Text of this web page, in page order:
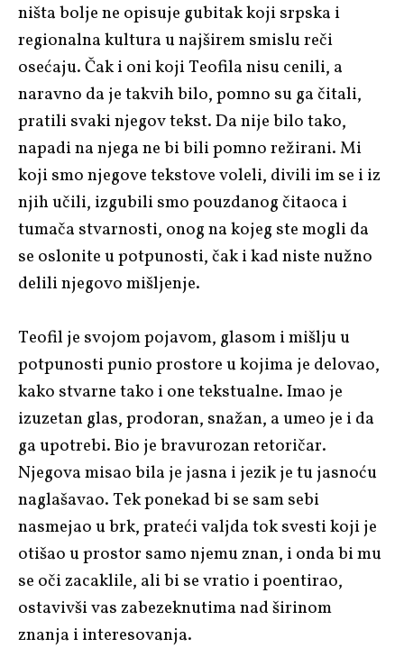
ništa bolje ne opisuje gubitak koji srpska i
regionalna kultura u najširem smislu reči
osećaju. Čak i oni koji Teofila nisu cenili, a
naravno da je takvih bilo, pomno su ga čitali,
pratili svaki njegov tekst. Da nije bilo tako,
napadi na njega ne bi bili pomno režirani. Mi
koji smo njegove tekstove voleli, divili im se i iz
njih učili, izgubili smo pouzdanog čitaoca i
tumača stvarnosti, onog na kojeg ste mogli da
se oslonite u potpunosti, čak i kad niste nužno
delili njegovo mišljenje.
Teofil je svojom pojavom, glasom i mišlju u
potpunosti punio prostore u kojima je delovao,
kako stvarne tako i one tekstualne. Imao je
izuzetan glas, prodoran, snažan, a umeo je i da
ga upotrebi. Bio je bravurozan retoričar.
Njegova misao bila je jasna i jezik je tu jasnoću
naglašavao. Tek ponekad bi se sam sebi
nasmejao u brk, prateći valjda tok svesti koji je
otišao u prostor samo njemu znan, i onda bi mu
se oči zacaklile, ali bi se vratio i poentirao,
ostavivši vas zabezeknutima nad širinom
znanja i interesovanja.